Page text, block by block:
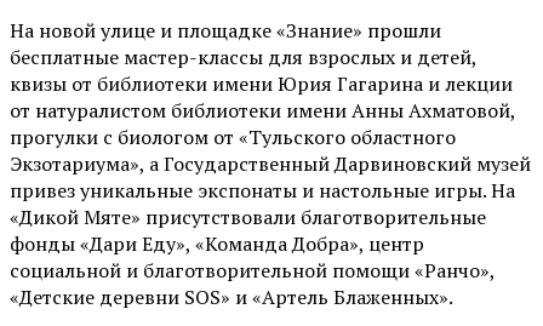
На новой улице и площадке «Знание» прошли
бесплатные мастер-классы для взрослых и детей,
квизы от библиотеки имени Юрия Гагарина и лекции
от натуралистом библиотеки имени Анны Ахматовой,
прогулки с биологом от «Тульского областного
Экзотариума», а Государственный Дарвиновский музей
привез уникальные экспонаты и настольные игры. На
«Дикой Мяте» присутствовали благотворительные
фонды «Дари Еду», «Команда Добра», центр
социальной и благотворительной помощи «Ранчо»,
«Детские деревни SOS» и «Артель Блаженных».